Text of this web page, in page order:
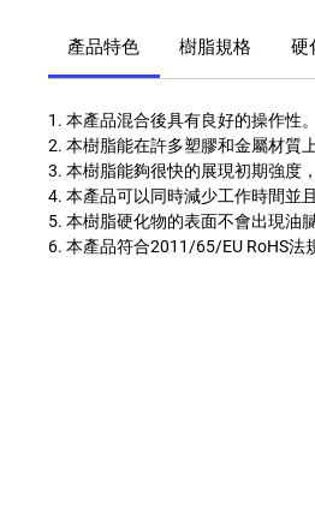
產品特色 樹脂規格 硬
1. 本產品混合後具有良好的操作性。
2. 本樹脂能在許多塑膠和金屬材質
3. 本樹脂能夠很快的展現初期強度
4. 本產品可以同時減少工作時間並
5. 本樹脂硬化物的表面不會出現油
6. 本產品符合2011/65/EU RoHS法